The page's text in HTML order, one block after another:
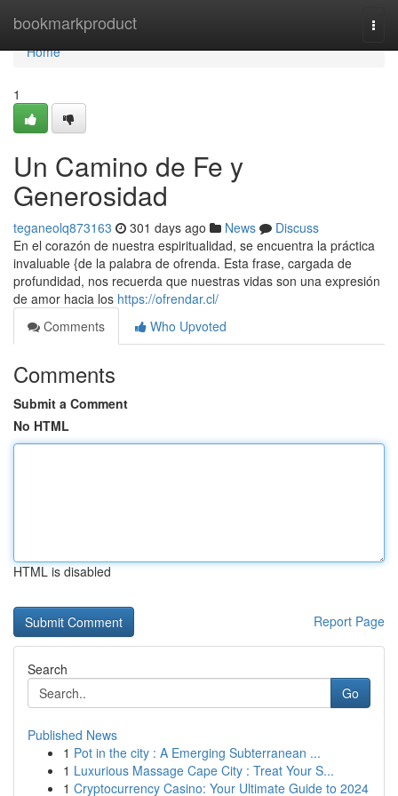
bookmarkproduct
Home
Home
1
Un Camino de Fe y
Generosidad
teganeolq873163 301 days ago News
Discuss
En el corazón de nuestra espiritualidad, se encuentra la práctica
invaluable {de la palabra de ofrenda. Esta frase, cargada de
profundidad, nos recuerda que nuestras vidas son una expresión
de amor hacia los https://ofrendar.cl/
Comments
Who Upvoted
Comments
Submit a Comment
No HTML
HTML is disabled
Report Page
Search
Go
Published News
1 Pot in the city : A Emerging Subterranean ...
1 Luxurious Massage Cape City : Treat Your S...
1 Cryptocurrency Casino: Your Ultimate Guide to 2024